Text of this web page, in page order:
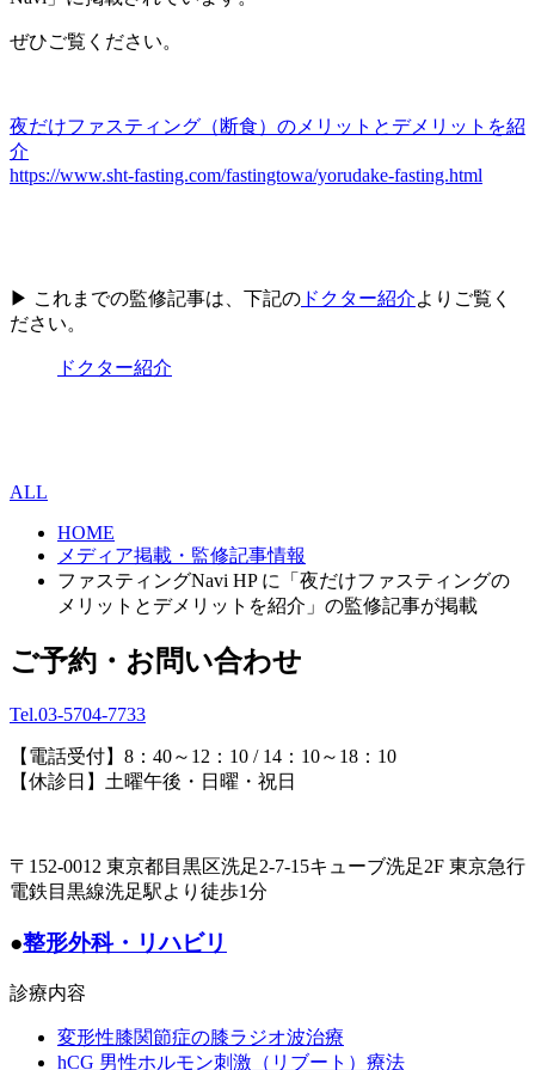
ぜひご覧ください。
夜だけファスティング（断食）のメリットとデメリットを紹
介
https://www.sht-fasting.com/fastingtowa/yorudake-fasting.html
▶ これまでの監修記事は、下記の ドクター紹介よりご覧く
ださい。
ドクター紹介
ALL
HOME
メディア掲載・監修記事情報
ファスティングNavi HP に「夜だけファスティングの
メリットとデメリットを紹介」の監修記事が掲載
ご予約・お問い合わせ
Tel.03-5704-7733
【電話受付】8：40～12：10 / 14：10～18：10
【休診日】土曜午後・日曜・祝日
〒152-0012 東京都目黒区洗足2-7-15キューブ洗足2F 東京急行
電鉄目黒線洗足駅より徒歩1分
●整形外科・リハビリ
診療内容
変形性膝関節症の膝ラジオ波治療
hCG 男性ホルモン刺激（リブート）療法